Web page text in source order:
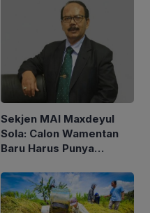
Sekjen MAI Maxdeyul
Sola: Calon Wamentan
Baru Harus Punya
Holistik